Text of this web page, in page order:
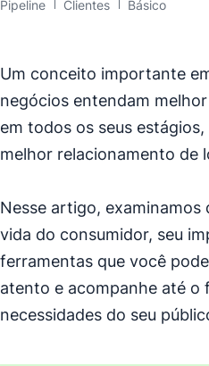
Pipeline Clientes Básico
Um conceito importante
negócios entendam
em todos os seus
melhor relacionamento de
Nesse artigo,
vida do consumidor, seu
ferramentas que você
atento e acompanhe até o
necessidades do seu